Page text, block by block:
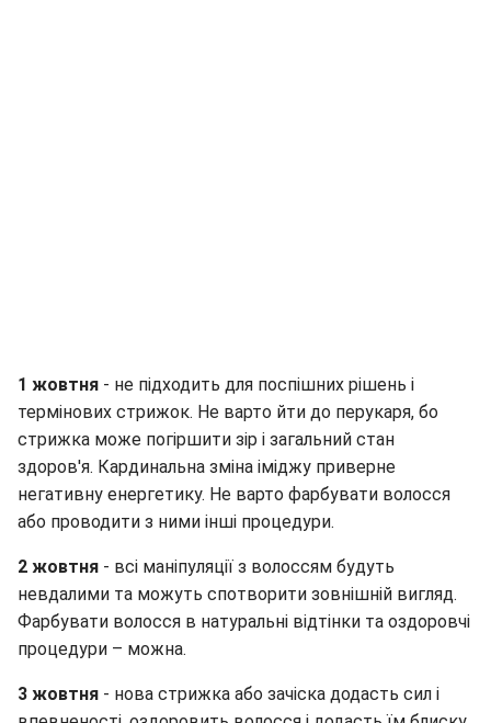
1 жовтня - не підходить для поспішних рішень і
термінових стрижок. Не варто йти до перукаря, бо
стрижка може погіршити зір і загальний стан
здоров'я. Кардинальна зміна іміджу приверне
негативну енергетику. Не варто фарбувати волосся
або проводити з ними інші процедури.
2 жовтня - всі маніпуляції з волоссям будуть
невдалими та можуть спотворити зовнішній вигляд.
Фарбувати волосся в натуральні відтінки та оздоровчі
процедури – можна.
3 жовтня - нова стрижка або зачіска додасть сил і